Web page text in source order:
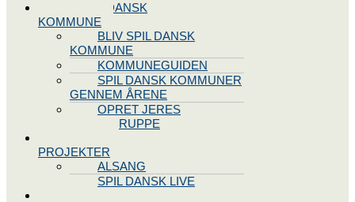
BLIV SPIL DANSK
KOMMUNE
BLIV SPIL DANSK
KOMMUNE
KOMMUNEGUIDEN
SPIL DANSK KOMMUNER
GENNEM ÅRENE
OPRET JERES
STYREGRUPPE
PROJEKTER
ALSANG
SPIL DANSK LIVE